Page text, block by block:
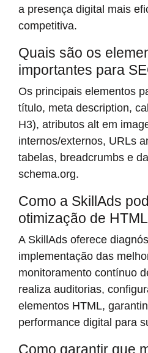
a presença digital mais
competitiva.
Quais são os
importantes para
Os principais elementos
título, meta description,
H3), atributos alt em
internos/externos, URLs
tabelas, breadcrumbs e
schema.org.
Como a SkillAds
otimização de
A SkillAds oferece
implementação das
monitoramento contínuo
realiza auditorias,
elementos HTML,
performance digital para
Como garantir que